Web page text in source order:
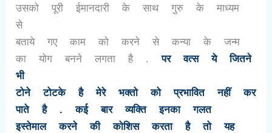
उसको पूरी ईमानदारी के साथ गुरु के माध्यम
से
बताये गए काम को करने से कन्या के जन्म
का योग बनने लगता है .पर वत्स ये जितने
भी
टोने टोटके है मेरे भक्तो को प्रभावित नहीं कर
पाते है . कई बार व्यक्ति इनका गलत
इस्तेमाल करने की कोशिस करता है तो यह